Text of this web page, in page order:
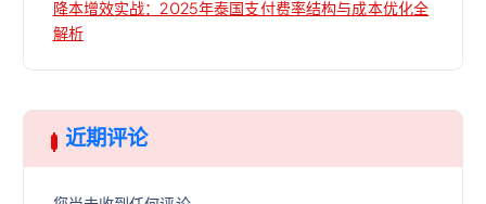
降本增效实战：2025年泰国支付费率结构与成本优化全
解析
近期评论